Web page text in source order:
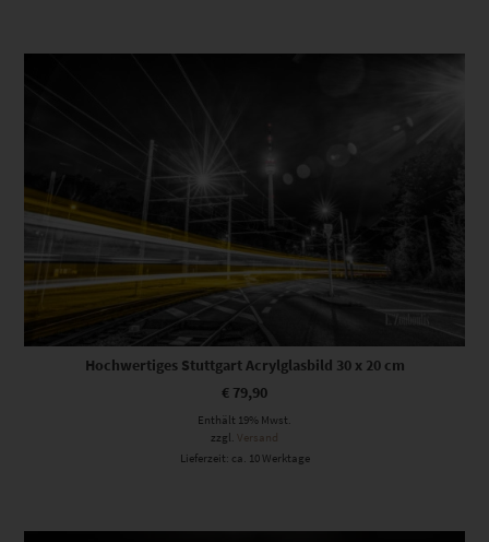
Hochwertiges Stuttgart Acrylglasbild 30 x 20 cm
€ 79,90
Enthält 19% Mwst.
zzgl. Versand
Lieferzeit: ca. 10 Werktage
Dieses Produkt weist mehrere Varianten auf. Die Optionen können auf der Produktseite gewählt werden